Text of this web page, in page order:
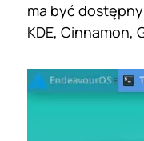
ma być
KDE, Cinnamon,